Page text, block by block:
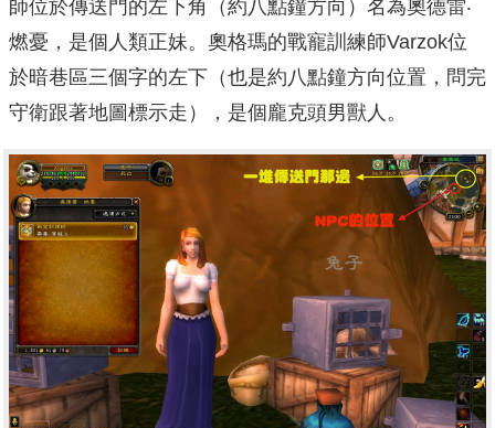
師位於傳送門的左下角（約八點鐘方向）名為奧德雷‧
燃憂，是個人類正妹。奧格瑪的戰寵訓練師Varzok位
於暗巷區三個字的左下（也是約八點鐘方向位置，問完
守衛跟著地圖標示走），是個龐克頭男獸人。